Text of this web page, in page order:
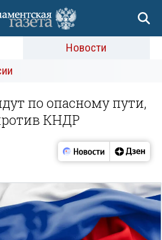
Новости
по опасному пути,
КНДР